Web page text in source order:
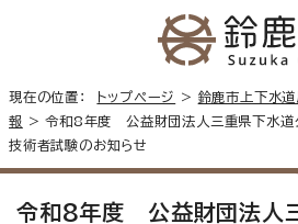
現在の位置： トップページ > 鈴鹿市上下水道
報 > 令和8年度 公益財団法人三重県下水道
技術者試験のお知らせ
令和8年度 公益財団法人